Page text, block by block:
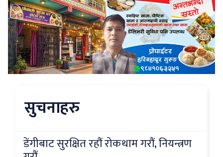
सुचनाहरु
डेंगीबाट सुरक्षित रहौं रोकथाम गरौं, नियन्त्रण